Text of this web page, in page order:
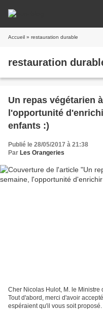
Accueil » restauration durable
restauration
Un repas végétarien
l'opportunité
enfants :)
Publié le 28/05/2017 à 21:38
Par Les Orangeries
Cher Nicolas Hulot, M. le Ministre
Tout d'abord, merci d'avoir
espéraient qu'il vous soit